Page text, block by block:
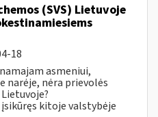
(SVS) Lietuvoje
18
asmeniui,
narėje, nėra prievolės
kitoje valstybėje